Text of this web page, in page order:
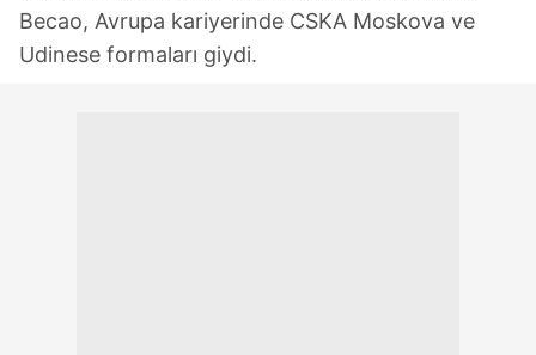
Becao, Avrupa kariyerinde CSKA Moskova ve
Udinese formaları giydi.